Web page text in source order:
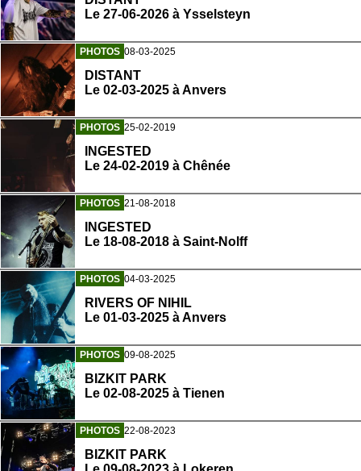
Le 27-06-2026 à Ysselsteyn
PHOTOS 08-03-2025
DISTANT
Le 02-03-2025 à Anvers
PHOTOS 25-02-2019
INGESTED
Le 24-02-2019 à Chênée
PHOTOS 21-08-2018
INGESTED
Le 18-08-2018 à Saint-Nolff
PHOTOS 04-03-2025
RIVERS OF NIHIL
Le 01-03-2025 à Anvers
PHOTOS 09-08-2025
BIZKIT PARK
Le 02-08-2025 à Tienen
PHOTOS 22-08-2023
BIZKIT PARK